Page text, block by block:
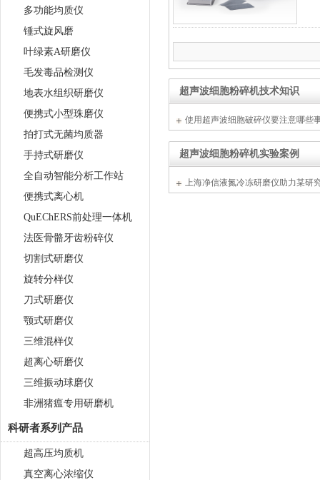
多功能均质仪
锤式旋风磨
叶绿素A研磨仪
毛发毒品检测仪
地表水组织研磨仪
便携式小型珠磨仪
拍打式无菌均质器
手持式研磨仪
全自动智能分析工作站
便携式离心机
QuEChERS前处理一体机
法医骨骼牙齿粉碎仪
切割式研磨仪
旋转分样仪
刀式研磨仪
颚式研磨仪
三维混样仪
超离心研磨仪
三维振动球磨仪
非洲猪瘟专用研磨机
科研者系列产品
超高压均质机
真空离心浓缩仪
超声波细胞粉碎机技术知识
使用超声波细胞破碎仪要注意哪些
超声波细胞粉碎机实验案例
上海净信液氮冷冻研磨仪助力某研